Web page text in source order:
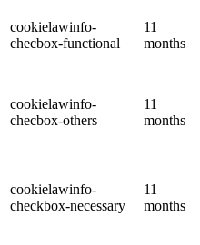
cookielawinfo-
checbox-functional
11
months
cookielawinfo-
checbox-others
11
months
cookielawinfo-
checkbox-necessary
11
months